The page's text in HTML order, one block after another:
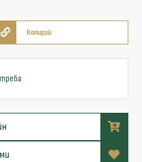
Копирай